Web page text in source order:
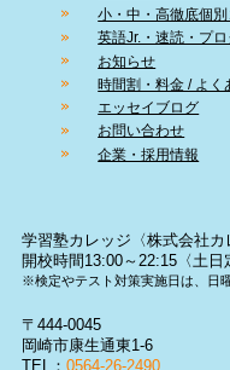
小・中・高徹底個別
英語Jr.・速読・プ
お知らせ
時間割・料金 / よく
エッセイブログ
お問い合わせ
企業・採用情報
学習塾カレッジ〈株式会社カ
開校時間13:00～22:15〈土日
※検定やテスト対策実施日は、日
〒444-0045
岡崎市康生通東1-6
TEL： 0564-26-2490